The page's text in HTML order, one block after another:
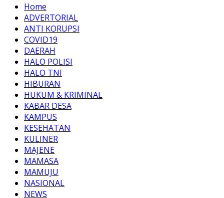
Home
ADVERTORIAL
ANTI KORUPSI
COVID19
DAERAH
HALO POLISI
HALO TNI
HIBURAN
HUKUM & KRIMINAL
KABAR DESA
KAMPUS
KESEHATAN
KULINER
MAJENE
MAMASA
MAMUJU
NASIONAL
NEWS